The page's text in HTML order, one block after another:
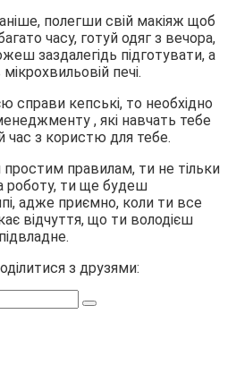
полегши свій макіяж щоб
часу, готуй одяг з вечора,
заздалегідь підготувати, а
печі.
справи кепські, то необхідно
, які навчать тебе
час з користю для тебе.
правилам, ти не тільки
роботу, ти ще будеш
адже приємно, коли ти все
відчуття, що ти володієш
з друзями: